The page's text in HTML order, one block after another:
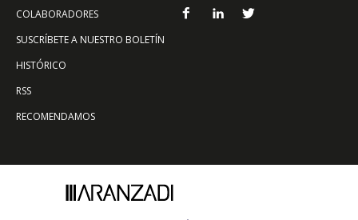
COLABORADORES
SUSCRÍBETE A NUESTRO BOLETÍN
HISTÓRICO
RSS
RECOMENDAMOS